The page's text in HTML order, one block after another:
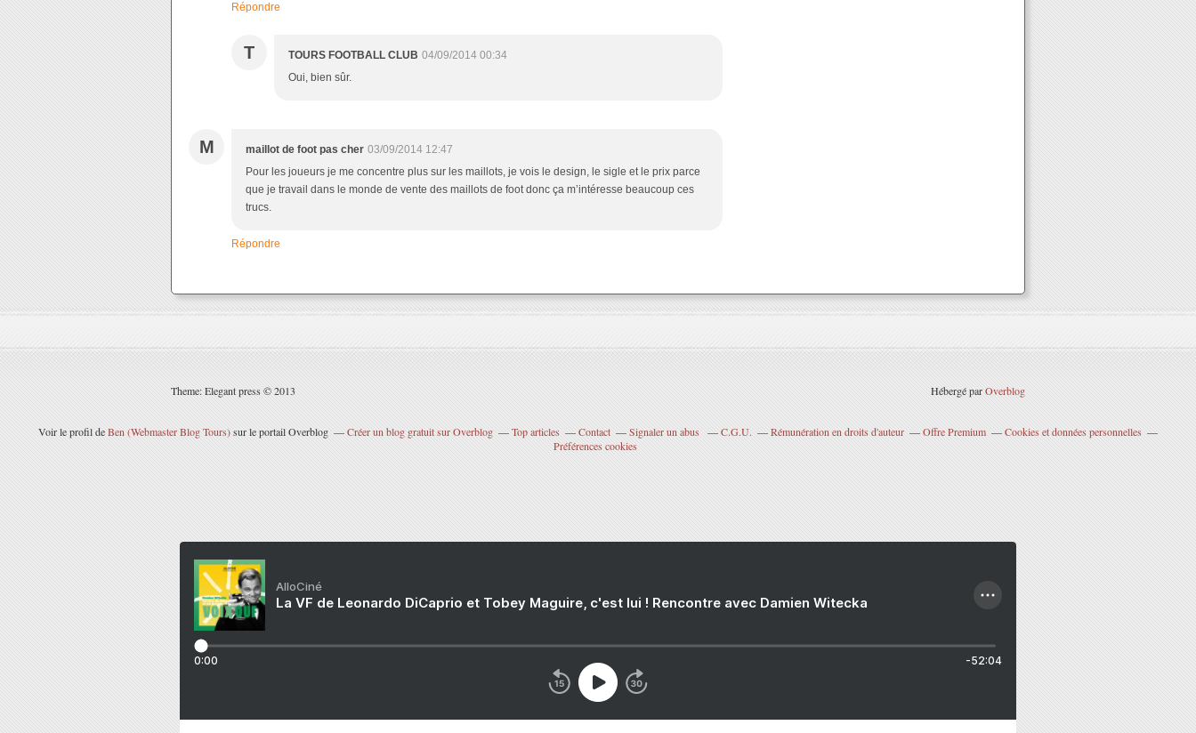
Répondre
T TOURS FOOTBALL CLUB 04/09/2014 00:34
Oui, bien sûr.
M maillot de foot pas cher 03/09/2014 12:47
Pour les joueurs je me concentre plus sur les maillots, je vois le design, le sigle et le prix parce
que je travail dans le monde de vente des maillots de foot donc ça m’intéresse beaucoup ces
trucs.
Répondre
Theme: Elegant press © 2013 Hébergé parOverblog
Voir le profil deBen (Webmaster Blog Tours)sur le portail Overblog Créer un blog gratuit sur Overblog Top articles Contact Signaler un abus C.G.U. Rémunération en droits d'auteur Offre Premium
Cookies et données personnelles
Préférences cookies
AlloCiné
La VF de Leonardo DiCaprio et Tobey Maguire, c'est lui ! Rencontre avec Damien Witecka
0:00 -52:04